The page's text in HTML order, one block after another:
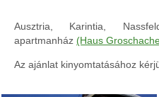
Ausztria, Karintia,
apartmanház (Haus
Az ajánlat kinyomtatásához